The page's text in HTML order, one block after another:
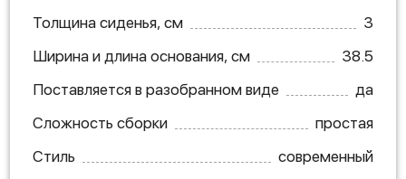
Толщина сиденья, см
3
Ширина и длина основания, см
38.5
Поставляется в разобранном виде
да
Сложность сборки
простая
Стиль
современный